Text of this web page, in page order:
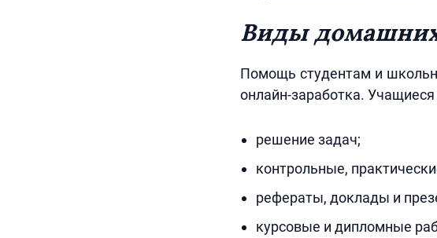
Виды
Помощь студентам и
онлайн-заработка.
решение задач;
контрольные,
рефераты, доклады и
курсовые и дипломные